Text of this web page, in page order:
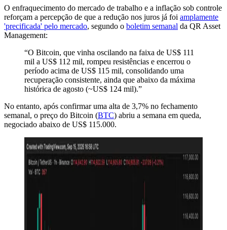
O enfraquecimento do mercado de trabalho e a inflação sob controle
reforçam a percepção de que a redução nos juros já foi amplamente
'precificada' pelo mercado, segundo o boletim semanal da QR Asset
Management:
“O Bitcoin, que vinha oscilando na faixa de US$ 111
mil a US$ 112 mil, rompeu resistências e encerrou o
período acima de US$ 115 mil, consolidando uma
recuperação consistente, ainda que abaixo da máxima
histórica de agosto (~US$ 124 mil).”
No entanto, após confirmar uma alta de 3,7% no fechamento
semanal, o preço do Bitcoin (BTC) abriu a semana em queda,
negociado abaixo de US$ 115.000.